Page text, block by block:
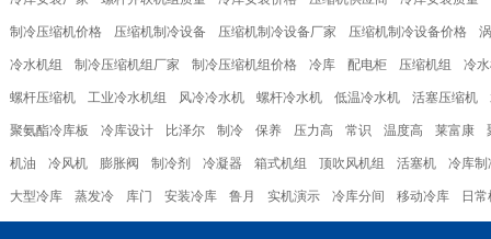
制冷压缩机价格 压缩机制冷设备 压缩机制冷设备厂家 压缩机制冷设备价格
冷水机组 制冷压缩机组厂家 制冷压缩机组价格 冷库 配电柜 压缩机组 冷
螺杆压缩机 工业冷水机组 风冷冷水机 螺杆冷水机 低温冷水机 活塞压缩机
聚氨酯冷库板 冷库设计 比泽尔 制冷 保养 压力高 常识 温度高 莱富康
机油 冷风机 膨胀阀 制冷剂 冷凝器 箱式机组 顶吹风机组 活塞机 冷库制
大型冷库 蒸发冷 库门 安装冷库 鲁月 实机演示 冷库分间 移动冷库 日